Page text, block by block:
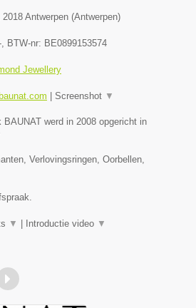
2018 Antwerpen (Antwerpen)
, BTW-nr: BE0899153574
Jewellery
Screenshot ▼
BAUNAT werd in 2008 opgericht in
Verlovingsringen, Oorbellen,
▼ Introductie video ▼